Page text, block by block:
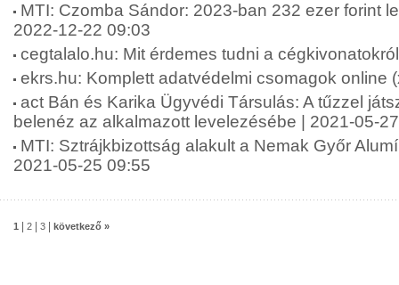
MTI: Czomba Sándor: 2023-ban 232 ezer forint
2022-12-22 09:03
cegtalalo.hu: Mit érdemes tudni a
ekrs.hu: Komplett adatvédelmi csomagok online
act Bán és Karika Ügyvédi Társulás: A tűzzel
belenéz az alkalmazott levelezésébe | 2021-05-
MTI: Sztrájkbizottság alakult a Nemak Győr
2021-05-25 09:55
1 2 3 következő »